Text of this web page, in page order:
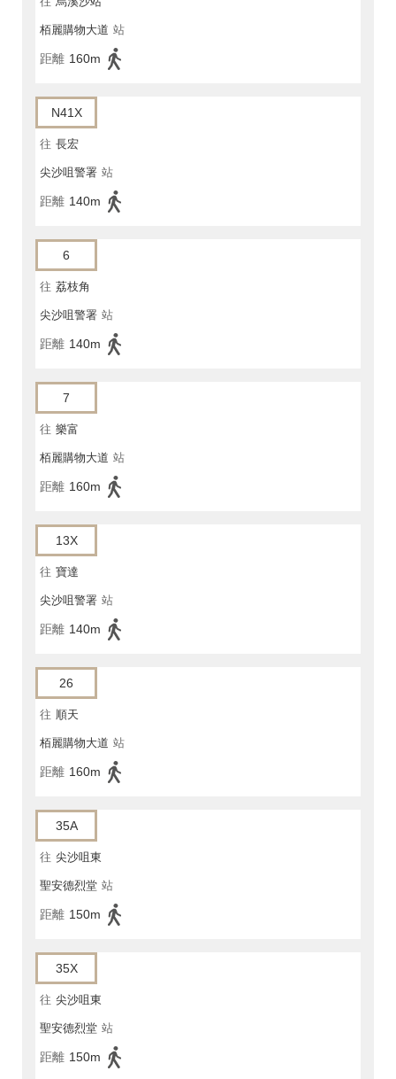
栢麗購物大道 站
距離 160m
N41X
往 長宏
尖沙咀警署 站
距離 140m
6
往 荔枝角
尖沙咀警署 站
距離 140m
7
往 樂富
栢麗購物大道 站
距離 160m
13X
往 寶達
尖沙咀警署 站
距離 140m
26
往 順天
栢麗購物大道 站
距離 160m
35A
往 尖沙咀東
聖安德烈堂 站
距離 150m
35X
往 尖沙咀東
聖安德烈堂 站
距離 150m